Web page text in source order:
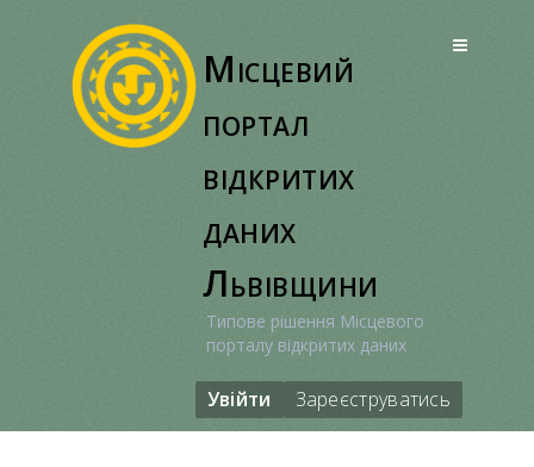
Місцевий
портал
відкритих
даних
Львівщини
Типове рішення Місцевого
порталу відкритих даних
Увійти Зареєструватись